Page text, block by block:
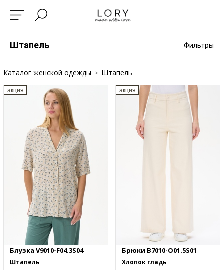
Штапель Фильтры
Каталог женской одежды > Штапель
акция
Блузка V9010-F04.3S04
Штапель
акция
Брюки B7010-O01.5S01
Хлопок гладь